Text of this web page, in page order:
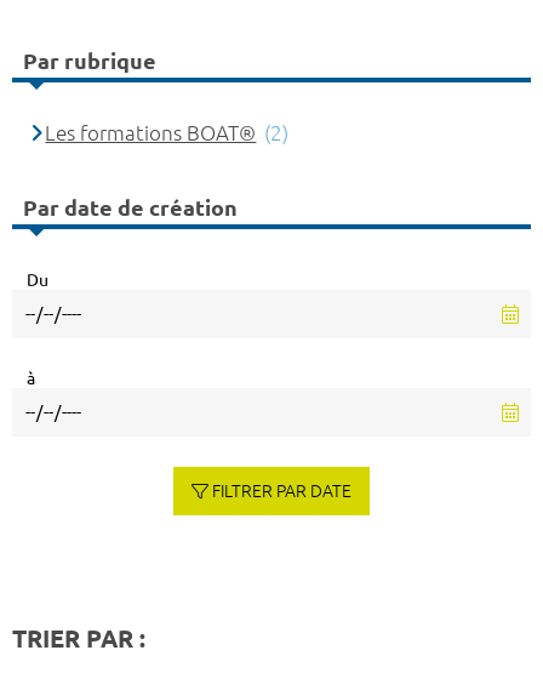
Par rubrique
Les formations BOAT® (2)
Par date de création
Du
à
FILTRER PAR DATE
TRIER PAR :